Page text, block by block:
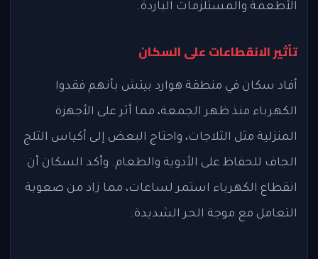
الأطعمة والمستلزمات الباردة.
تأثير الانقطاعات على السكان
أفاد سكان في منطقة هوارد بيتش بأنهم فقدوا
الكهرباء منذ ظهر الجمعة، مما أثر على الأجهزة
المنزلية مثل الثلاجات، واحتاج البعض إلى أكياس الثلج
الجاف للحفاظ على الأدوية والطعام. وأكد السكان أن
انقطاع الكهرباء استمر لساعات، مما زاد من صعوبة
التعامل مع موجة الحر الشديدة.